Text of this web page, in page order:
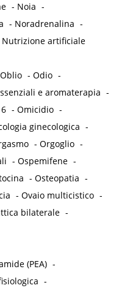
- Noia -
- Noradrenalina -
Nutrizione artificiale
Oblio -Odio -
e aromaterapia -
-Omicidio -
ginecologica -
-Orgoglio -
-Ospemifene -
-Osteopatia -
-Ovaio multicistico -
bilaterale -
(PEA) -
-